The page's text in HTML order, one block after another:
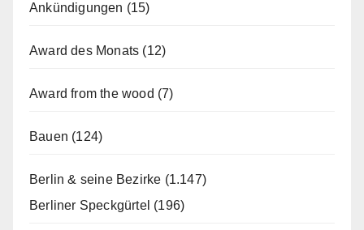
Ankündigungen (15)
Award des Monats (12)
Award from the wood (7)
Bauen (124)
Berlin & seine Bezirke (1.147)
Berliner Speckgürtel (196)